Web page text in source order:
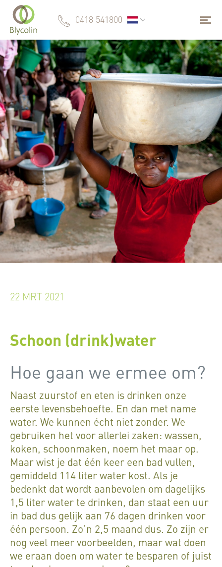
0418 541800
22 MRT 2021
Schoon (drink)water
Hoe gaan we ermee om?
Naast zuurstof en eten is drinken onze
eerste levensbehoefte. En dan met name
water. We kunnen écht niet zonder. We
gebruiken het voor allerlei zaken: wassen,
koken, schoonmaken, noem het maar op.
Maar wist je dat één keer een bad vullen,
gemiddeld 114 liter water kost. Als je
bedenkt dat wordt aanbevolen om dagelijks
1,5 liter water te drinken, dan staat een uur
in bad dus gelijk aan 76 dagen drinken voor
één persoon. Zo’n 2,5 maand dus. Zo zijn er
nog veel meer voorbeelden, maar wat doen
we eraan doen om water te besparen of juist